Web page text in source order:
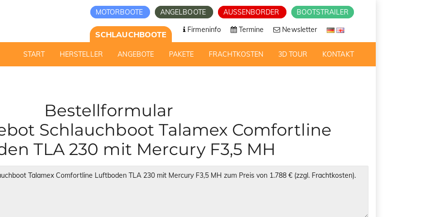
MOTORBOOTE ANGELBOOTE AUSSENBORDER BOOTSTRAILER
SCHLAUCHBOOTE Firmeninfo Termine Newsletter
START HERSTELLER ANGEBOTE PAKETE FRACHTKOSTEN 3D TOUR KONTAKT
Bestellformular
Schlauchboot Talamex Comfortline
TLA 230 mit Mercury F3,5 MH